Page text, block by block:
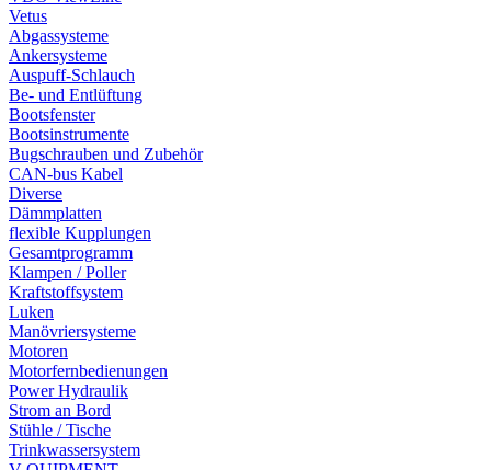
Vetus
Abgassysteme
Ankersysteme
Auspuff-Schlauch
Be- und Entlüftung
Bootsfenster
Bootsinstrumente
Bugschrauben und Zubehör
CAN-bus Kabel
Diverse
Dämmplatten
flexible Kupplungen
Gesamtprogramm
Klampen / Poller
Kraftstoffsystem
Luken
Manövriersysteme
Motoren
Motorfernbedienungen
Power Hydraulik
Strom an Bord
Stühle / Tische
Trinkwassersystem